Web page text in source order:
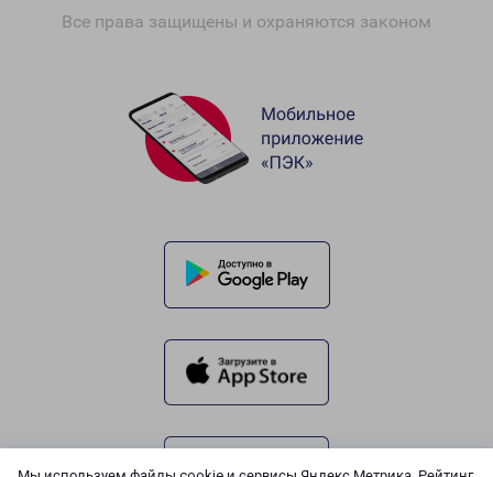
Все права защищены и охраняются законом